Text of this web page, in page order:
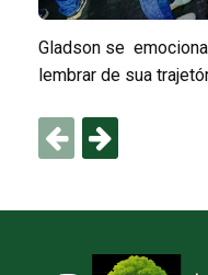
Gladson se
lembrar de sua